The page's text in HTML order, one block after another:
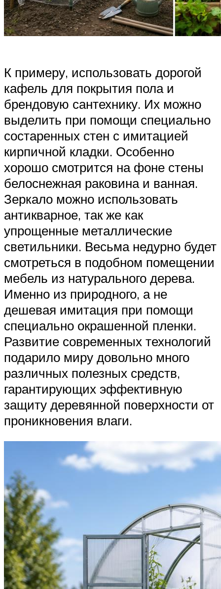
К примеру, использовать дорогой
кафель для покрытия пола и
брендовую сантехнику. Их можно
выделить при помощи специально
состаренных стен с имитацией
кирпичной кладки. Особенно
хорошо смотрится на фоне стены
белоснежная раковина и ванная.
Зеркало можно использовать
антикварное, так же как
упрощенные металлические
светильники. Весьма недурно будет
смотреться в подобном помещении
мебель из натурального дерева.
Именно из природного, а не
дешевая имитация при помощи
специально окрашенной пленки.
Развитие современных технологий
подарило миру довольно много
различных полезных средств,
гарантирующих эффективную
защиту деревянной поверхности от
проникновения влаги.